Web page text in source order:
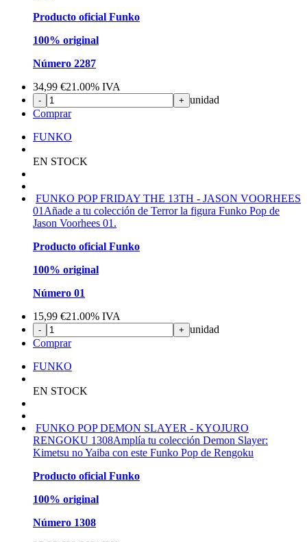
Producto oficial Funko
100% original
Número 2287
34,99 €21.00% IVA
- + unidad
Comprar
FUNKO
EN STOCK
FUNKO POP FRIDAY THE 13TH - JASON VOORHEES
01 Añade a tu colección de Terror la figura Funko Pop de
Jason Voorhees 01.
Producto oficial Funko
100% original
Número 01
15,99 €21.00% IVA
- + unidad
Comprar
FUNKO
EN STOCK
FUNKO POP DEMON SLAYER - KYOJURO
RENGOKU 1308Amplía tu colección Demon Slayer:
Kimetsu no Yaiba con este Funko Pop de Rengoku
Producto oficial Funko
100% original
Número 1308